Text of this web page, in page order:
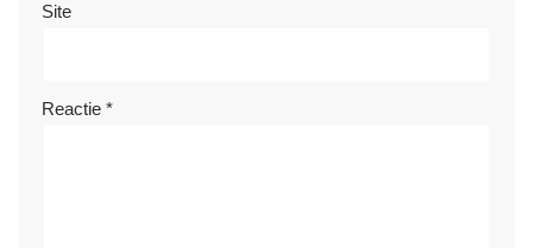
Site
Reactie *